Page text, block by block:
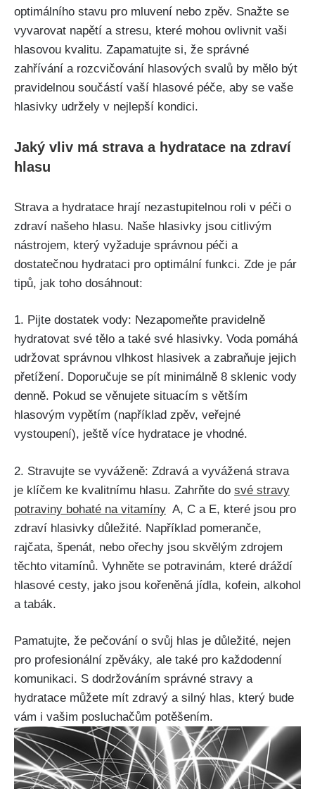
optimálního⁤ stavu‌ pro mluvení nebo zpěv. ​Snažte se
vyvarovat napětí a stresu,​ které⁣ mohou ovlivnit ‍vaši‌
hlasovou ⁤kvalitu. Zapamatujte si, že⁢ správné
zahřívání a ⁢rozcvičování hlasových svalů by mělo být
pravidelnou součástí vaší hlasové péče, aby se‍ vaše⁢
hlasivky udržely v nejlepší⁣ kondici.
Jaký‍ vliv⁣ má⁤ strava ​a hydratace na zdraví
hlasu
Strava a hydratace hrají nezastupitelnou roli v‌ péči o
‌zdraví‌ našeho ‍hlasu. ​Naše hlasivky jsou citlivým
nástrojem, který vyžaduje⁢ správnou⁢ péči a‌
dostatečnou hydrataci⁣ pro optimální​ funkci. Zde je pár
tipů, jak toho dosáhnout:
1. Pijte dostatek vody:‍ Nezapomeňte pravidelně
hydratovat své tělo ‍a také své hlasivky. Voda ‍pomáhá⁣
udržovat správnou‌ vlhkost hlasivek a zabraňuje jejich
přetížení. Doporučuje se pít minimálně ​8 ‌sklenic⁤ vody
denně. Pokud ​se věnujete⁢ situacím s větším
hlasovým vypětím (například zpěv, veřejné
vystoupení), ještě více hydratace je vhodné.
2. Stravujte se vyváženě:​ Zdravá a vyvážená strava
je klíčem ke kvalitnímu hlasu. Zahrňte do své stravy
potraviny bohaté na vitamíny ⁢ A, C a ‍E, které jsou pro
zdraví hlasivky důležité. Například pomeranče,
rajčata, špenát, nebo ořechy‍ jsou skvělým zdrojem ​
těchto vitamínů. Vyhněte se potravinám, které dráždí
hlasové cesty, jako jsou kořeněná jídla, kofein, alkohol
a tabák.
Pamatujte,⁤ že pečování​ o svůj hlas je důležité,⁣ nejen ​
pro profesionální​ zpěváky, ‌ale také ‌pro každodenní
komunikaci. S dodržováním správné stravy a
hydratace můžete ⁣mít⁢ zdravý⁤ a silný hlas, který bude
vám i vašim posluchačům ⁣potěšením.